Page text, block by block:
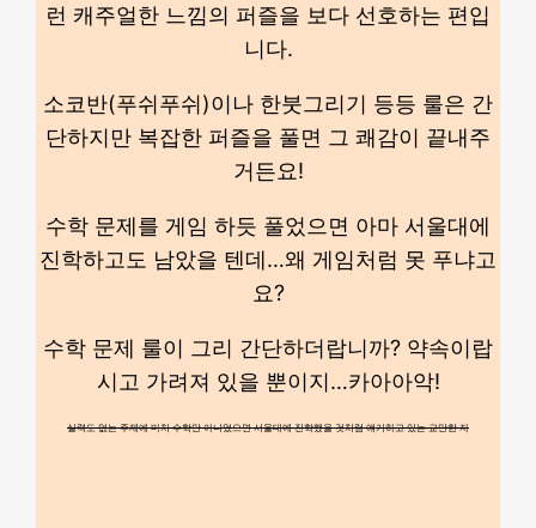
런 캐주얼한 느낌의 퍼즐을 보다 선호하는 편입
니다.
소코반(푸쉬푸쉬)이나 한붓그리기 등등 룰은 간
단하지만 복잡한 퍼즐을 풀면 그 쾌감이 끝내주
거든요!
수학 문제를 게임 하듯 풀었으면 아마 서울대에
진학하고도 남았을 텐데…왜 게임처럼 못 푸냐고
요?
수학 문제 룰이 그리 간단하더랍니까? 약속이랍
시고 가려져 있을 뿐이지…카아아악!
실력도 없는 주제에 마치 수학만 아니었으면 서울대에 진학했을 것처럼 얘기하고 있는 교만한 자